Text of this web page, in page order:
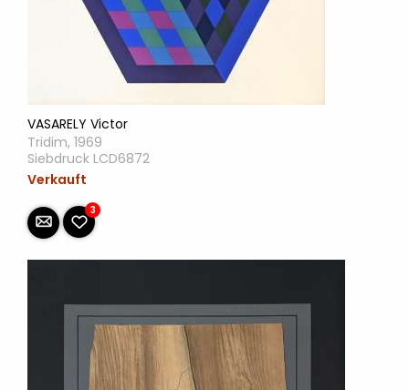
VASARELY Victor
Tridim, 1969
Siebdruck LCD6872
Verkauft
3